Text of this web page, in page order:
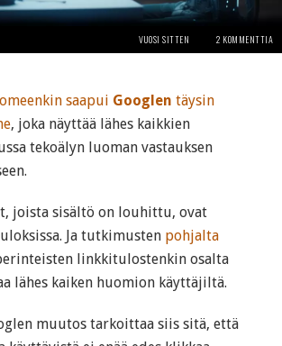
VUOSI SITTEN 2 KOMMENTTIA
saapui Googlen täysin
, joka näyttää lähes kaikkien
tekoälyn luoman vastauksen
joista sisältö on louhittu, ovat
Ja tutkimusten pohjalta
linkkitulostenkin osalta
lähes kaiken huomion käyttäjiltä.
muutos tarkoittaa siis sitä, että